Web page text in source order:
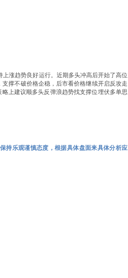
涨趋势良好运行。近期多头冲高后开始了高位
撑不破价格企稳，后市看价格继续开启反攻走
上建议顺多头反弹浪趋势找支撑位埋伏多单思
持乐观谨慎态度，根据具体盘面来具体分析应